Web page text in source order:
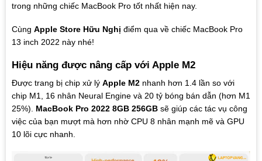
trong những chiếc MacBook Pro tốt nhất hiện nay.
Cùng Apple Store Hữu Nghị điểm qua về chiếc MacBook Pro
13 inch 2022 này nhé!
Hiệu năng được nâng cấp với Apple M2
Được trang bị chip xử lý Apple M2nhanh hơn 1.4 lần so với
chip M1, 16 nhân Neural Engine và 20 tỷ bóng bán dẫn (hơn M1
25%). MacBook Pro 2022 8GB 256GBsẽ giúp các tác vụ công
việc của bạn mượt mà hơn nhờ CPU 8 nhân mạnh mẽ và GPU
10 lõi cực nhanh.